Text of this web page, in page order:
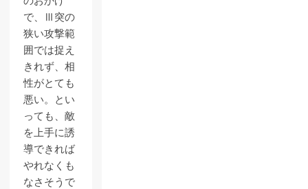
で、Ⅲ突の
狭い攻撃範
囲では捉え
きれず、相
性がとても
悪い。とい
っても、敵
を上手に誘
導できれば
やれなくも
なさそうで